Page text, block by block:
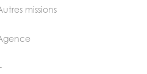
missions